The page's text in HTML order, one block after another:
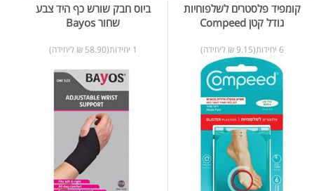
קומפיד פלסטרים לשלפוחיות
גודל קטן Compeed
6 יחידות(9.15 ₪ ליחידה)
ביוס חבק שורש כף היד צבע
שחור Bayos
1 יחידות(58.90 ₪ ליחידה)